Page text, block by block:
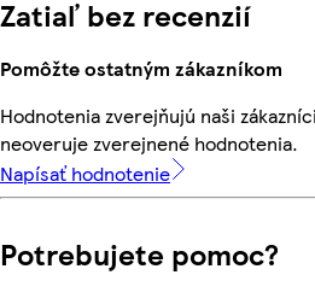
Zatiaľ bez recenzií
Pomôžte ostatným zákazníkom
Hodnotenia zverejňujú naši
neoveruje zverejnené hodnotenia.
Napísať hodnotenie
Potrebujete pomoc?